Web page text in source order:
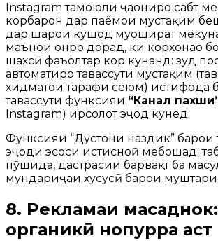
Instagram тамоюли ҷаҳониро сабт
корбарон дар паёмҳои мустақим
дар шарҳҳои кушод муошират
маънои онро дорад, ки корхонаҳо
шахсӣ фаъолтар кор кунанд: зуд
автоматиро тавассути мустақим
хидматҳои тарафи сеюм) истифода
тавассути функсияи “Канал
Instagram) ирсолот эҷод кунед.
Функсияи “Дӯстони наздик” барои
эҷоди эҳсоси истисноӣ мебошад:
пӯшида, дастрасии барвақт ба
мундариҷаи хусусӣ барои
8. Рекламаи
органикӣ нопурра аст